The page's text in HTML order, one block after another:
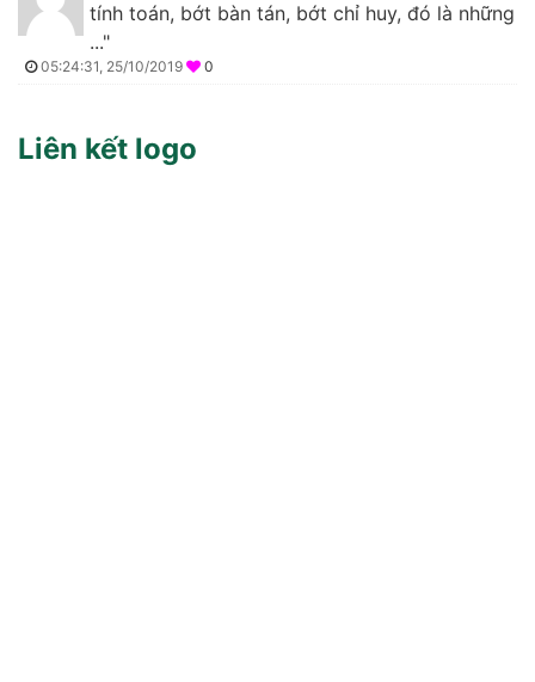
tính toán, bớt bàn tán, bớt chỉ huy, đó là những
..."
05:24:31, 25/10/2019 0
Liên kết logo